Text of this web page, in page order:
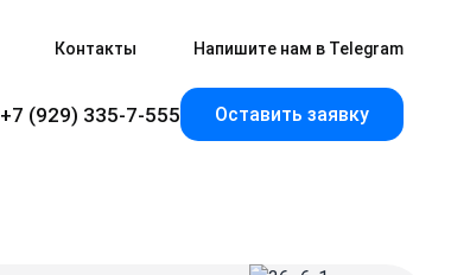
Контакты Напишите нам в Telegram
+7 (929) 335-7-555 Оставить заявку